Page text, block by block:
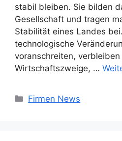
stabil bleiben. Sie bilden
Gesellschaft und tragen
Stabilität eines Landes
technologische
voranschreiten, verbleiben
Wirtschaftszweige, …
Kategorien
Firmen News